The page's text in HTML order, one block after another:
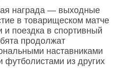
награда — выходные
в товарищеском матче
и поездка в спортивный
продолжат
наставниками
из других